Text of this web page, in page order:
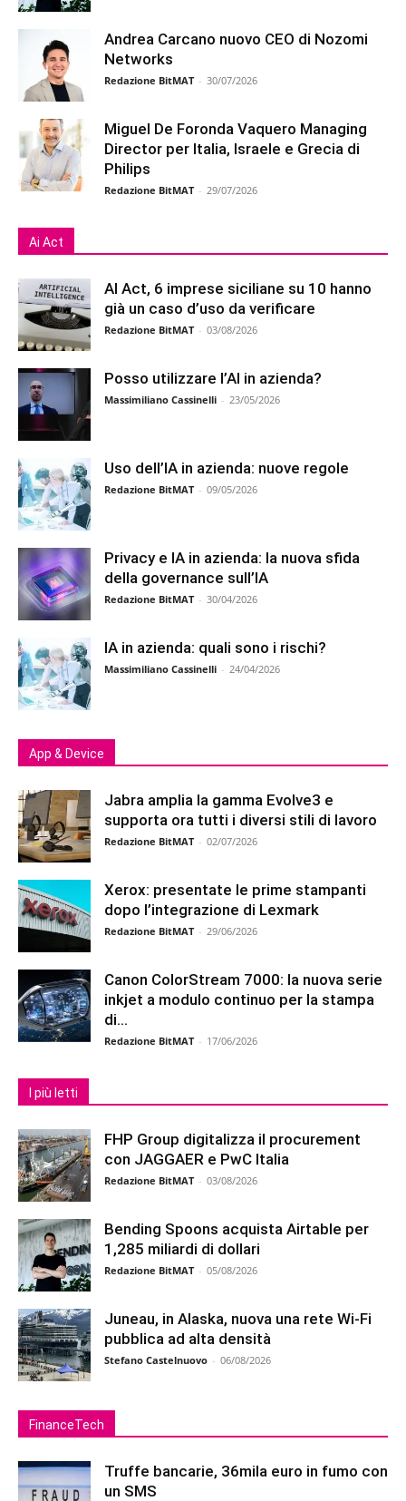
Andrea Carcano nuovo CEO di Nozomi
Networks
Redazione BitMAT - 30/07/2026
Miguel De Foronda Vaquero Managing
Director per Italia, Israele e Grecia di
Philips
Redazione BitMAT - 29/07/2026
Ai Act
AI Act, 6 imprese siciliane su 10 hanno
già un caso d’uso da verificare
Redazione BitMAT - 03/08/2026
Posso utilizzare l’AI in azienda?
Massimiliano Cassinelli - 23/05/2026
Uso dell’IA in azienda: nuove regole
Redazione BitMAT - 09/05/2026
Privacy e IA in azienda: la nuova sfida
della governance sull’IA
Redazione BitMAT - 30/04/2026
IA in azienda: quali sono i rischi?
Massimiliano Cassinelli - 24/04/2026
App & Device
Jabra amplia la gamma Evolve3 e
supporta ora tutti i diversi stili di lavoro
Redazione BitMAT - 02/07/2026
Xerox: presentate le prime stampanti
dopo l’integrazione di Lexmark
Redazione BitMAT - 29/06/2026
Canon ColorStream 7000: la nuova serie
inkjet a modulo continuo per la stampa
di...
Redazione BitMAT - 17/06/2026
I più letti
FHP Group digitalizza il procurement
con JAGGAER e PwC Italia
Redazione BitMAT - 03/08/2026
Bending Spoons acquista Airtable per
1,285 miliardi di dollari
Redazione BitMAT - 05/08/2026
Juneau, in Alaska, nuova una rete Wi-Fi
pubblica ad alta densità
Stefano Castelnuovo - 06/08/2026
FinanceTech
Truffe bancarie, 36mila euro in fumo con
un SMS